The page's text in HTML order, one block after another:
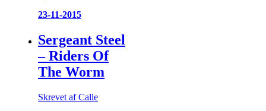
23-11-2015
Sergeant Steel
– Riders Of
The Worm
Skrevet af Calle